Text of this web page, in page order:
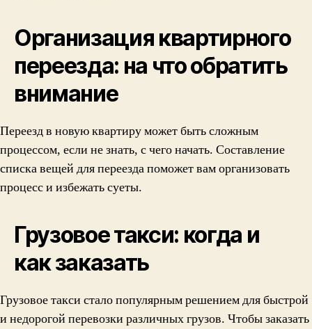
Организация квартирного
переезда: на что обратить
внимание
Переезд в новую квартиру может быть сложным
процессом, если не знать, с чего начать. Составление
списка вещей для переезда поможет вам организовать
процесс и избежать суеты.
Грузовое такси: когда и
как заказать
Грузовое такси стало популярным решением для быстрой
и недорогой перевозки различных грузов. Чтобы заказать